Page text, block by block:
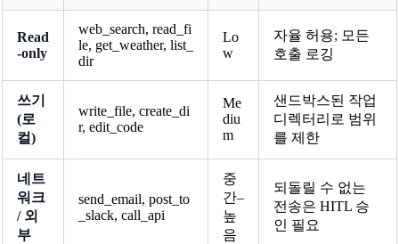
Read
-only
web_search, read_fi
le, get_weather, list_
dir
Lo
w
자율 허용; 모든
호출 로깅
쓰기
(로
컬)
write_file, create_di
r, edit_code
Me
diu
m
샌드박스된 작업
디렉터리로 범위
를 제한
네트
워크
/ 외
부
send_email, post_to
_slack, call_api
중
간–
높
음
되돌릴 수 없는
전송은 HITL 승
인 필요